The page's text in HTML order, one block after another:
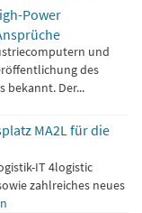
Power
und
des
bekannt. Der...
MA2L für die
IT 4logistic
zahlreiches neues